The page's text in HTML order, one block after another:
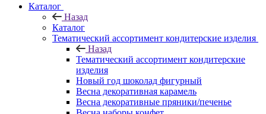
Каталог
Назад
Каталог
Тематический ассортимент кондитерские изделия
Назад
Тематический ассортимент кондитерские
изделия
Новый год шоколад фигурный
Весна декоративная карамель
Весна декоративные пряники/печенье